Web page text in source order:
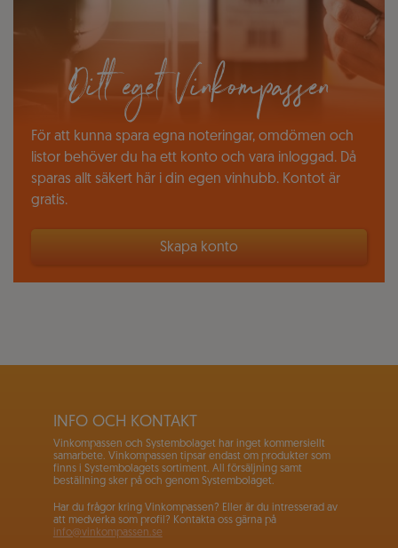
Ditt eget Vinkompassen
För att kunna spara egna noteringar, omdömen och
listor behöver du ha ett konto och vara inloggad. Då
sparas allt säkert här i din egen vinhubb. Kontot är
gratis.
Skapa konto
INFO OCH KONTAKT
Vinkompassen och Systembolaget har inget kommersiellt
samarbete. Vinkompassen tipsar endast om produkter som
finns i Systembolagets sortiment. All försäljning samt
beställning sker på och genom Systembolaget.
Har du frågor kring Vinkompassen? Eller är du intresserad av
att medverka som profil? Kontakta oss gärna på
info@vinkompassen.se